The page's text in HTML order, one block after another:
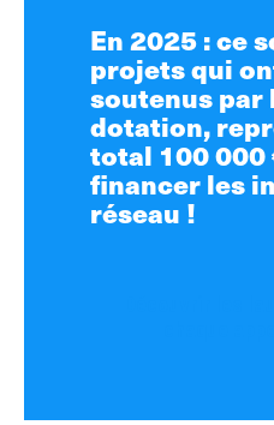
En 2025 : ce
projets qui
soutenus par
dotation,
total 100 000
financer les
réseau !